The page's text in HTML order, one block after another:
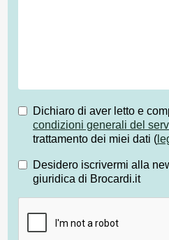
Dichiaro di aver letto e
condizioni generali del
trattamento dei miei dati (
Desidero iscrivermi alla
giuridica di Brocardi.it